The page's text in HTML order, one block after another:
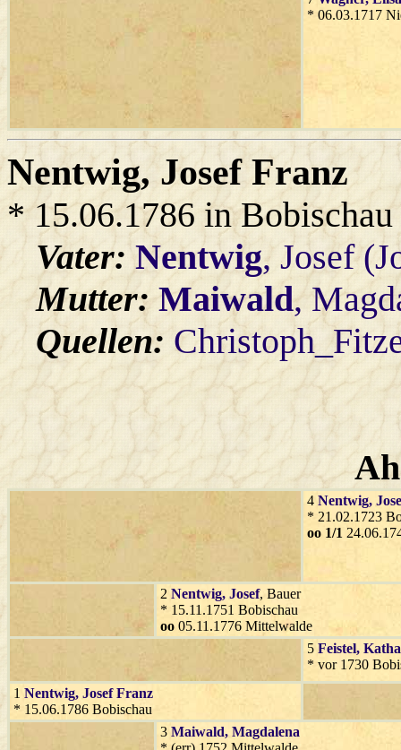
* 06.03.1717
Nentwig, Josef Franz
* 15.06.1786 in Bobischau
Vater:Nentwig, Josef
Mutter:Maiwald,
Quellen:
4 Nentwig,
* 21.02.1723
oo 1/1
2 Nentwig, Josef, Bauer
* 15.11.1751 Bobischau
oo 05.11.1776 Mittelwalde
5 Feistel,
* vor 1730
1 Nentwig, Josef Franz
* 15.06.1786 Bobischau
3 Maiwald, Magdalena